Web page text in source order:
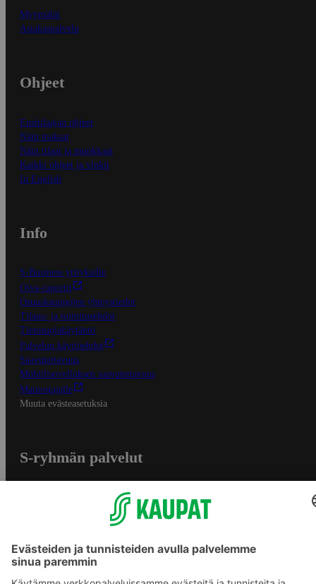
Myymälät
Asiakaspalvelu
Ohjeet
Ensitilaajan ohjeet
Näin maksat
Näin tilaat ja muokkaat
Kaikki ohjeet ja vinkit
In English
Info
S-Business yrityksille
Oiva-raportit
Osuuskauppojen yhteystiedot
Tilaus- ja toimitusehdot
Tietosuojakäytäntö
Palvelun käyttöehdot
Saavutettavuus
Mobiilisovelluksen saavutettavuus
Mainostajalle
Muuta evästeasetuksia
S-ryhmän palvelut
Yhteishyvä Ruoka -sovellus
S-ostoslista -sovellus
Prisma.fi